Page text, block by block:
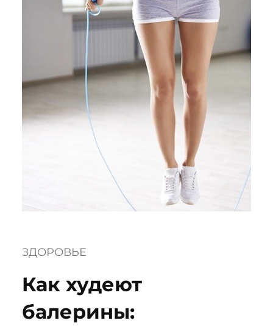
ЗДОРОВЬЕ
Как худеют
балерины: